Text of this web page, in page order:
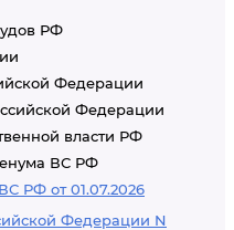
РФ
Федерации
Федерации
власти РФ
ВС РФ
РФ от 01.07.2026
Федерации N